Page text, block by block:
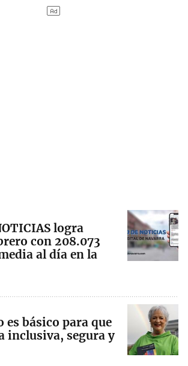
logra
con 208.073
al día en la
es básico para que
inclusiva, segura y